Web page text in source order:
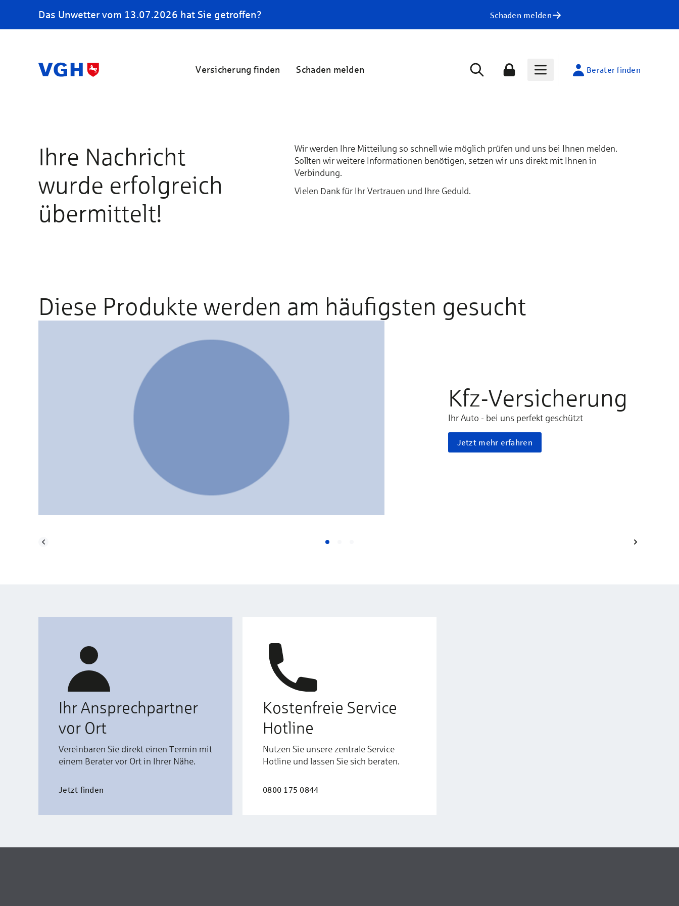
Das Unwetter vom 13.07.2026 hat Sie getroffen? Schaden melden
Versicherung finden Schaden melden Berater finden
Ihre Nachricht
wurde erfolgreich
übermittelt!
Wir werden Ihre Mitteilung so schnell wie möglich prüfen und uns bei Ihnen melden.
Sollten wir weitere Informationen benötigen, setzen wir uns direkt mit Ihnen in
Verbindung.
Vielen Dank für Ihr Vertrauen und Ihre Geduld.
Diese Produkte werden am häufigsten gesucht
Kfz-Versicherung
Ihr Auto - bei uns perfekt geschützt
Jetzt mehr erfahren
Ihr Ansprechpartner
vor Ort
Vereinbaren Sie direkt einen Termin mit
einem Berater vor Ort in Ihrer Nähe.
Jetzt finden
Kostenfreie Service
Hotline
Nutzen Sie unsere zentrale Service
Hotline und lassen Sie sich beraten.
0800 175 0844